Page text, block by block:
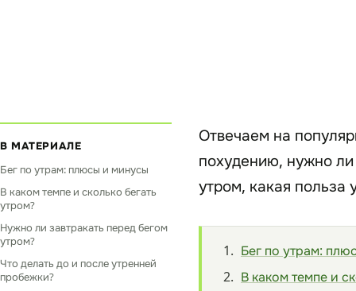
В МАТЕРИАЛЕ
Бег по утрам: плюсы и минусы
В каком темпе и сколько бегать
утром?
Нужно ли завтракать перед бегом
утром?
Что делать до и после утренней
пробежки?
Отвечаем на
похудению, нужно ли
утром, какая польза
Бег по утрам:
В каком темпе и